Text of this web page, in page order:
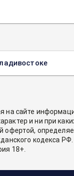
на сайте
и ни при
офертой,
кодекса РФ.
18+.